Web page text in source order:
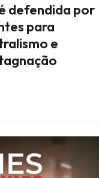
defendida por
para
e